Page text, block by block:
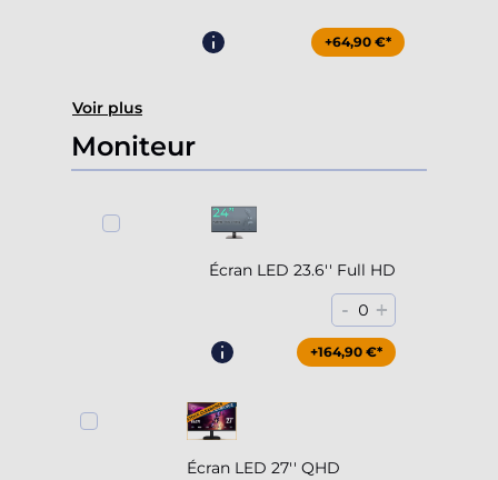
+64,90 €*
Voir plus
Moniteur
Écran LED 23.6'' Full HD
- 0 +
+164,90 €*
Écran LED 27'' QHD